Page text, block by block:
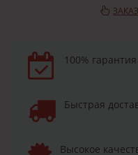
100%
Быстрая
Высокое